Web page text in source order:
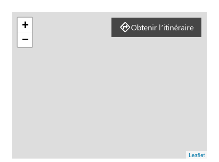
+
−
Leaflet
Obtenir l’itinéraire